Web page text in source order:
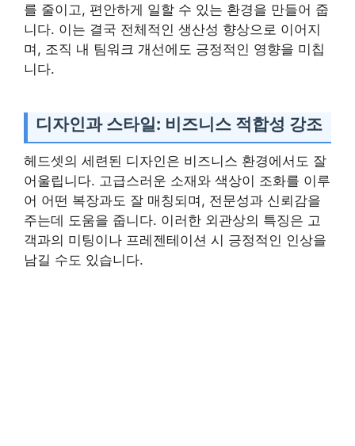
를 줄이고, 편안하게 일할 수 있는 환경을 만들어 줍
니다. 이는 결국 전체적인 생산성 향상으로 이어지
며, 조직 내 팀워크 개선에도 긍정적인 영향을 미칩
니다.
디자인과 스타일: 비즈니스 적합성 강조
헤드셋의 세련된 디자인은 비즈니스 환경에서도 잘
어울립니다. 고급스러운 소재와 색상이 조화를 이루
어 어떤 복장과도 잘 매칭되며, 전문성과 신뢰감을
주는데 도움을 줍니다. 이러한 외관상의 특징은 고
객과의 미팅이나 프레젠테이션 시 긍정적인 인상을
남길 수도 있습니다.